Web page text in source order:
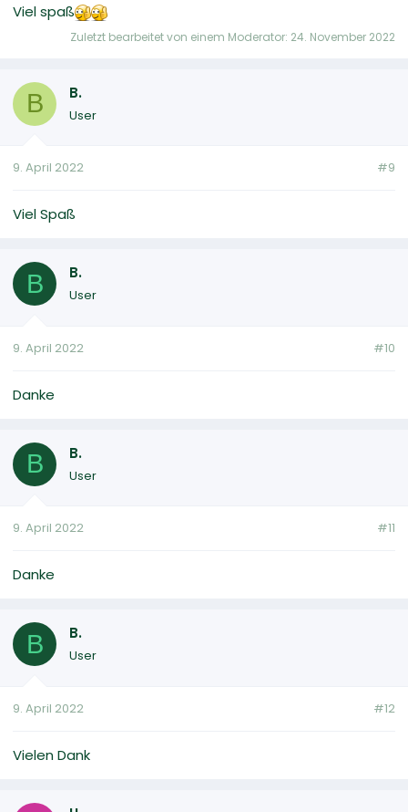
Viel spaß
Zuletzt bearbeitet von einem Moderator: 24. November 2022
B B.
User
9. April 2022 #9
Viel Spaß
B B.
User
9. April 2022 #10
Danke
B B.
User
9. April 2022 #11
Danke
B B.
User
9. April 2022 #12
Vielen Dank